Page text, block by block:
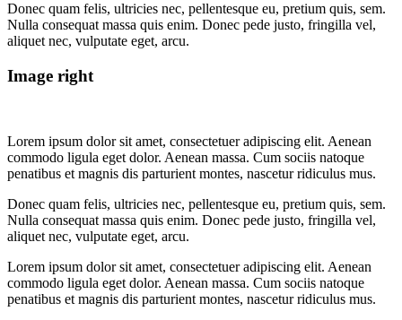
Donec quam felis, ultricies nec, pellentesque eu, pretium quis, sem.
Nulla consequat massa quis enim. Donec pede justo, fringilla vel,
aliquet nec, vulputate eget, arcu.
Image right
Lorem ipsum dolor sit amet, consectetuer adipiscing elit. Aenean
commodo ligula eget dolor. Aenean massa. Cum sociis natoque
penatibus et magnis dis parturient montes, nascetur ridiculus mus.
Donec quam felis, ultricies nec, pellentesque eu, pretium quis, sem.
Nulla consequat massa quis enim. Donec pede justo, fringilla vel,
aliquet nec, vulputate eget, arcu.
Lorem ipsum dolor sit amet, consectetuer adipiscing elit. Aenean
commodo ligula eget dolor. Aenean massa. Cum sociis natoque
penatibus et magnis dis parturient montes, nascetur ridiculus mus.